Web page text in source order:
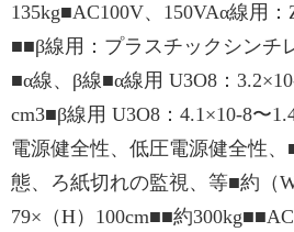
135kg■AC100V、150VAα線用
■■β線用：プラスチックシンチ
■α線、β線■α線用 U3O8：
cm3■β線用 U3O8：4.1×10-8〜
電源健全性、低圧電源健全性
態、ろ紙切れの監視、等■約（
79×（H）100cm■■約